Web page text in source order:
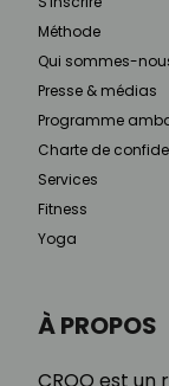
À PROPOS
CROQ est un
Méthode
Qui sommes-
Presse & médias
Programme
Charte de
Services
Fitness
Yoga